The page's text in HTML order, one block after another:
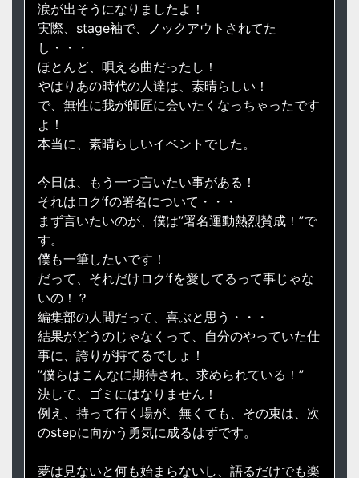
涙が出そうになりましたよ！
実際、stage袖で、ノックアウトされてた
し・・・
ほとんど、唄える曲だったし！
やはりあの時代の人達は、素晴らしい！
で、無性に我が師匠に会いたくなっちゃったです
よ！
本当に、素晴らしいイベントでした。
今日は、もう一つ言いたい事がある！
それはロク’fの署名について・・・
まず言いたいのが、僕は”署名運動熱烈賛成！”で
す。
僕も一筆したいです！
だって、それだけロク’fを愛してるって事じゃな
いの！？
編集部の人間だって、喜ぶと思う・・・
結果がどうのじゃなくって、自分のやっていた仕
事に、誇りが持てるでしょ！
”僕らはこんなに期待され、求められている！”
決して、ゴミにはなりません！
例え、持って行く場が、無くても、その束は、次
のstepに向かう勇気に成るはずです。
夢は見ないと何も始まらないし、語るだけでも楽